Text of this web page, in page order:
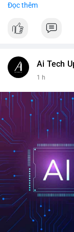
$btc $eth
#vlikevn #titanbot
Đọc thêm
Ai Tech
1 h